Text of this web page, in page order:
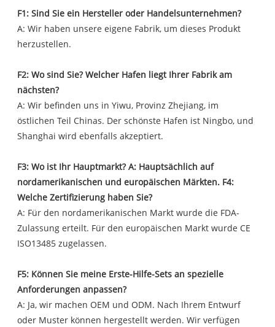
F1: Sind Sie ein Hersteller oder Handelsunternehmen?
A: Wir haben unsere eigene Fabrik, um dieses Produkt
herzustellen.
F2: Wo sind Sie? Welcher Hafen liegt Ihrer Fabrik am
nächsten?
A: Wir befinden uns in Yiwu, Provinz Zhejiang, im
östlichen Teil Chinas. Der schönste Hafen ist Ningbo, und
Shanghai wird ebenfalls akzeptiert.
F3: Wo ist Ihr Hauptmarkt? A: Hauptsächlich auf
nordamerikanischen und europäischen Märkten. F4:
Welche Zertifizierung haben Sie?
A: Für den nordamerikanischen Markt wurde die FDA-
Zulassung erteilt. Für den europäischen Markt wurde CE
ISO13485 zugelassen.
F5: Können Sie meine Erste-Hilfe-Sets an spezielle
Anforderungen anpassen?
A: Ja, wir machen OEM und ODM. Nach Ihrem Entwurf
oder Muster können hergestellt werden. Wir verfügen